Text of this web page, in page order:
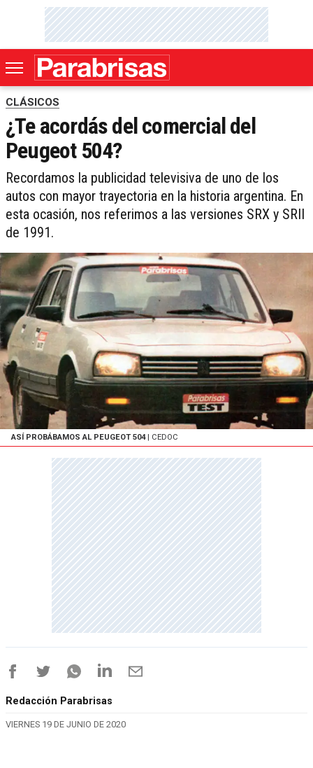
CLÁSICOS
¿Te acordás del comercial del
Peugeot 504?
Recordamos la publicidad televisiva de uno de los
autos con mayor trayectoria en la historia argentina. En
esta ocasión, nos referimos a las versiones SRX y SRII
de 1991.
ASÍ PROBÁBAMOS AL PEUGEOT 504| CEDOC
Redacción Parabrisas
VIERNES 19 DE JUNIO DE 2020